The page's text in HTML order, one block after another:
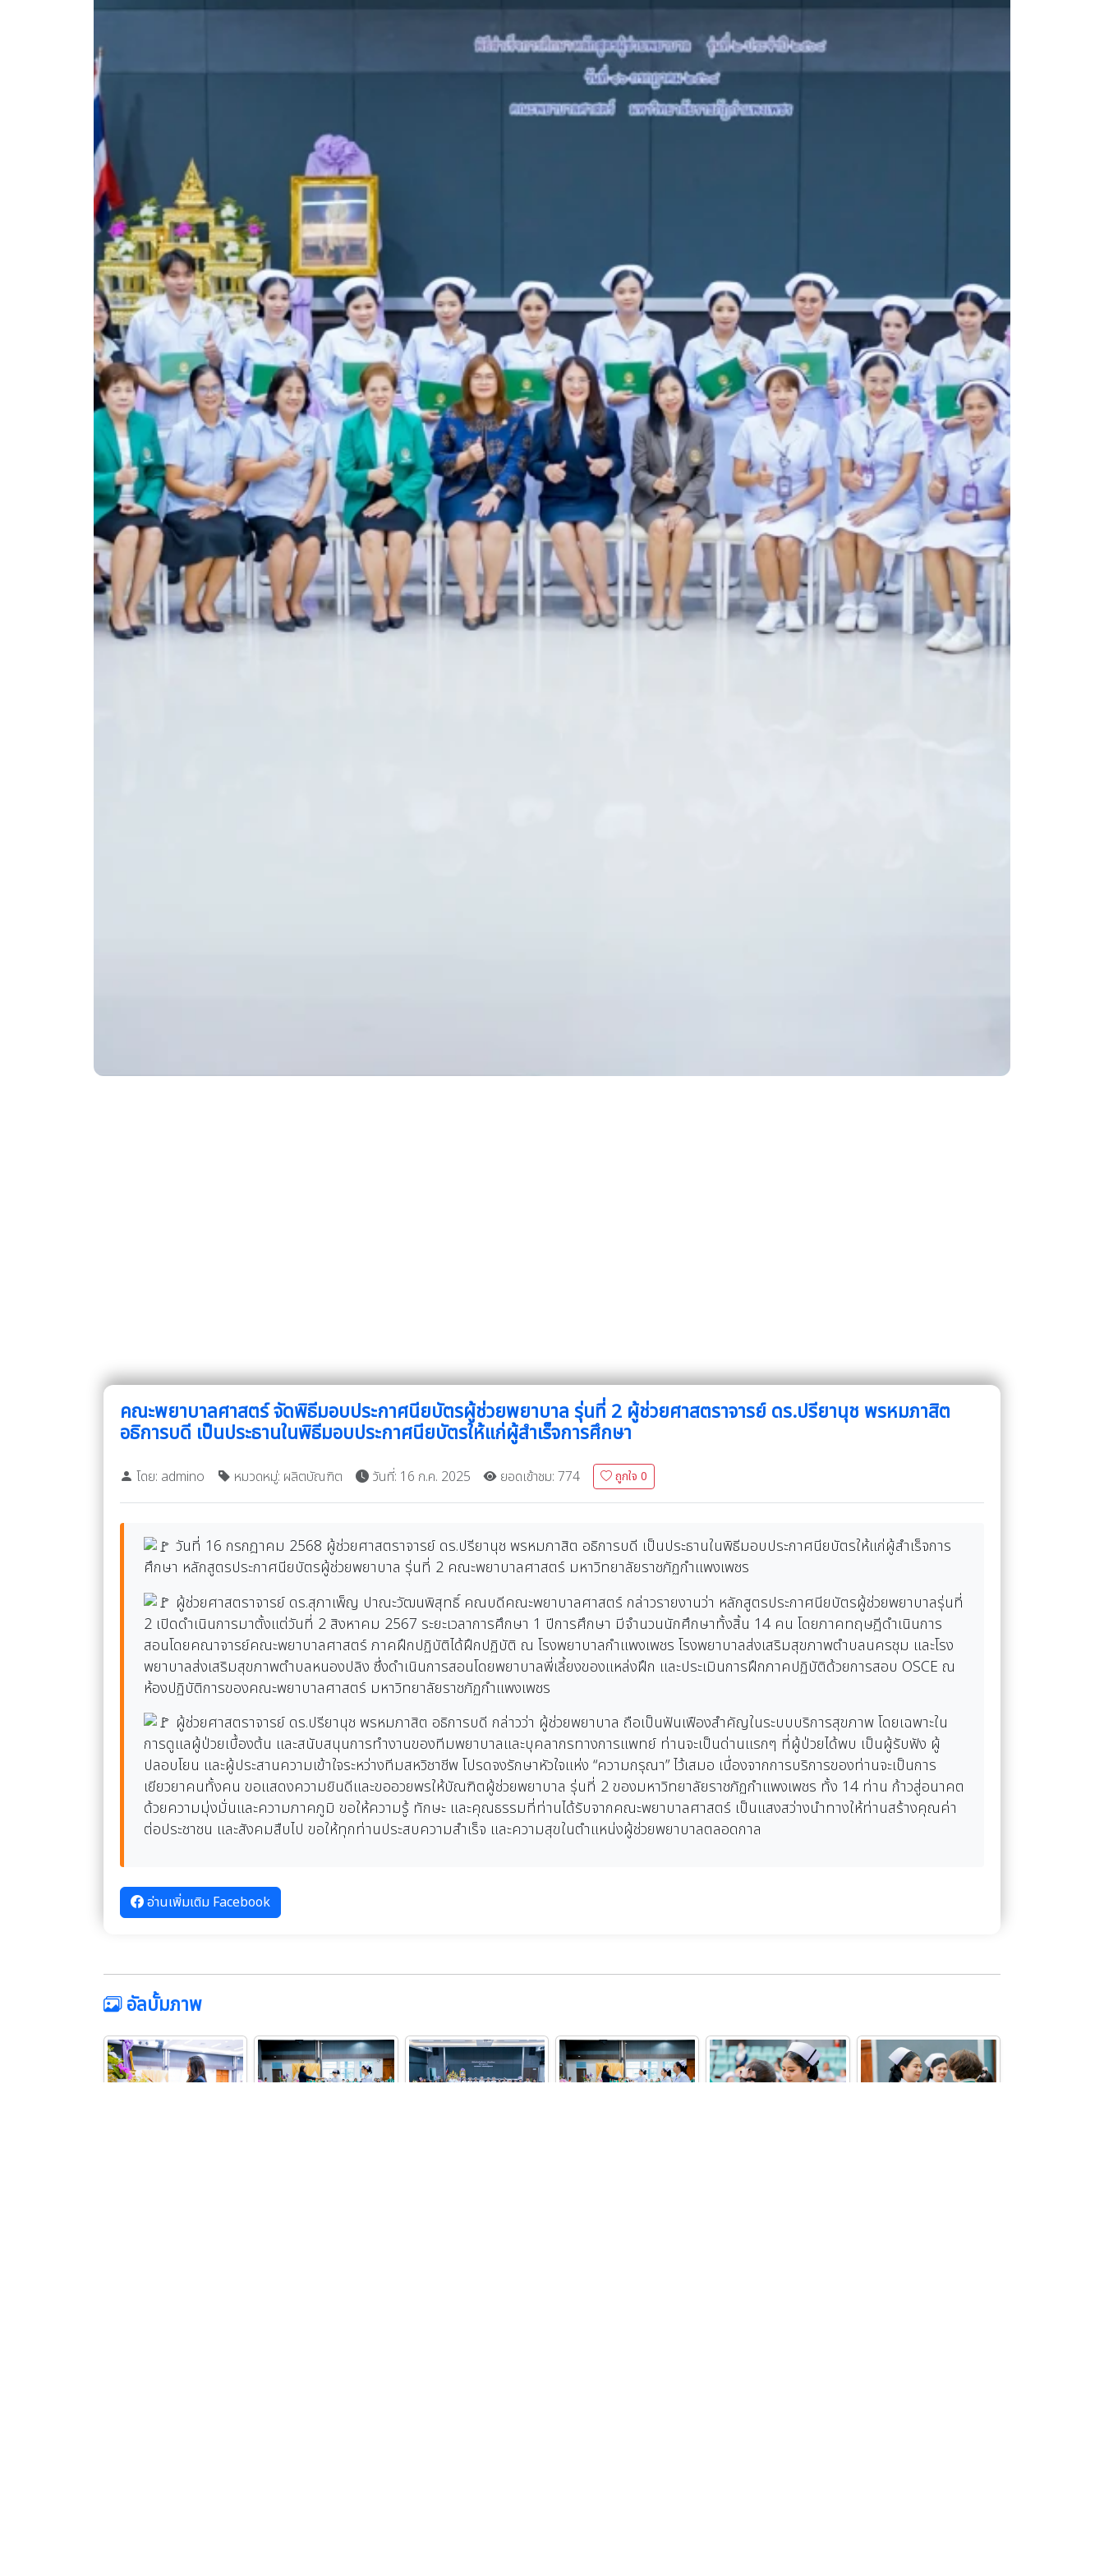
คณะพยาบาลศาสตร์ จัดพิธีมอบประกาศนียบัตรผู้ช่วยพยาบาล รุ่นที่ 2 ผู้ช่วยศาสตราจารย์ ดร.ปรียานุช พรหมภาสิต
อธิการบดี เป็นประธานในพิธีมอบประกาศนียบัตรให้แก่ผู้สำเร็จการศึกษา
โดย: admino หมวดหมู่: ผลิตบัณฑิต วันที่: 16 ก.ค. 2025 ยอดเข้าชม: 774 ถูกใจ 0
วันที่ 16 กรกฎาคม 2568 ผู้ช่วยศาสตราจารย์ ดร.ปรียานุช พรหมภาสิต อธิการบดี เป็นประธานในพิธีมอบประกาศนียบัตรให้แก่ผู้สำเร็จการ
ศึกษา หลักสูตรประกาศนียบัตรผู้ช่วยพยาบาล รุ่นที่ 2 คณะพยาบาลศาสตร์ มหาวิทยาลัยราชภัฏกำแพงเพชร
ผู้ช่วยศาสตราจารย์ ดร.สุภาเพ็ญ ปาณะวัฒนพิสุทธิ์ คณบดีคณะพยาบาลศาสตร์ กล่าวรายงานว่า หลักสูตรประกาศนียบัตรผู้ช่วยพยาบาลรุ่นที่
2 เปิดดำเนินการมาตั้งแต่วันที่ 2 สิงหาคม 2567 ระยะเวลาการศึกษา 1 ปีการศึกษา มีจำนวนนักศึกษาทั้งสิ้น 14 คน โดยภาคทฤษฎีดำเนินการ
สอนโดยคณาจารย์คณะพยาบาลศาสตร์ ภาคฝึกปฏิบัติได้ฝึกปฏิบัติ ณ โรงพยาบาลกำแพงเพชร โรงพยาบาลส่งเสริมสุขภาพตำบลนครชุม และโรง
พยาบาลส่งเสริมสุขภาพตำบลหนองปลิง ซึ่งดำเนินการสอนโดยพยาบาลพี่เลี้ยงของแหล่งฝึก และประเมินการฝึกภาคปฏิบัติด้วยการสอบ OSCE ณ
ห้องปฏิบัติการของคณะพยาบาลศาสตร์ มหาวิทยาลัยราชภัฏกำแพงเพชร
ผู้ช่วยศาสตราจารย์ ดร.ปรียานุช พรหมภาสิต อธิการบดี กล่าวว่า ผู้ช่วยพยาบาล ถือเป็นฟันเฟืองสำคัญในระบบบริการสุขภาพ โดยเฉพาะใน
การดูแลผู้ป่วยเบื้องต้น และสนับสนุนการทำงานของทีมพยาบาลและบุคลากรทางการแพทย์ ท่านจะเป็นด่านแรกๆ ที่ผู้ป่วยได้พบ เป็นผู้รับฟัง ผู้
ปลอบโยน และผู้ประสานความเข้าใจระหว่างทีมสหวิชาชีพ โปรดจงรักษาหัวใจแห่ง “ความกรุณา” ไว้เสมอ เนื่องจากการบริการของท่านจะเป็นการ
เยียวยาคนทั้งคน ขอแสดงความยินดีและขออวยพรให้บัณฑิตผู้ช่วยพยาบาล รุ่นที่ 2 ของมหาวิทยาลัยราชภัฏกำแพงเพชร ทั้ง 14 ท่าน ก้าวสู่อนาคต
ด้วยความมุ่งมั่นและความภาคภูมิ ขอให้ความรู้ ทักษะ และคุณธรรมที่ท่านได้รับจากคณะพยาบาลศาสตร์ เป็นแสงสว่างนำทางให้ท่านสร้างคุณค่า
ต่อประชาชน และสังคมสืบไป ขอให้ทุกท่านประสบความสำเร็จ และความสุขในตำแหน่งผู้ช่วยพยาบาลตลอดกาล
อ่านเพิ่มเติม Facebook
อัลบั้มภาพ